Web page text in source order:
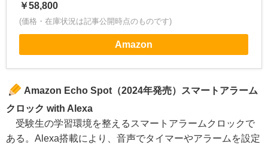
￥58,800
(価格・在庫状況は記事公開時点のものです)
Amazon
Amazon Echo Spot（2024年発売）スマートアラーム
クロック with Alexa
受験生の学習環境を整えるスマートアラームクロックで
ある。Alexa搭載により、音声でタイマーやアラームを設定